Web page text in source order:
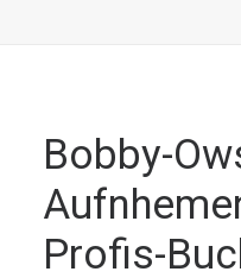
Bobby-
Profis-